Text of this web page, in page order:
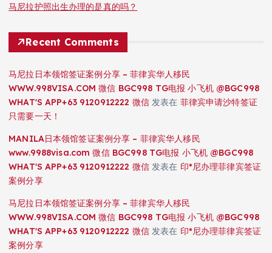
马尼拉护照出生办理的是真的吗？
Recent Comments
马尼拉日本领馆签证案例分享 – 菲律宾华人移民
WWW.998VISA.COM 微信 BGC998 TG电报 小飞机 @BGC998
WHAT'S APP+63 9120912222 微信发表在 菲律宾申请沙特签证
只需要一天！
MANILA日本领馆签证案例分享 – 菲律宾华人移民
www.9988visa.com 微信 BGC998 TG电报 小飞机 @BGC998
WHAT'S APP+63 9120912222 微信发表在 印*尼办理菲律宾签证
案例分享
马尼拉日本领馆签证案例分享 – 菲律宾华人移民
WWW.998VISA.COM 微信 BGC998 TG电报 小飞机 @BGC998
WHAT'S APP+63 9120912222 微信发表在 印*尼办理菲律宾签证
案例分享